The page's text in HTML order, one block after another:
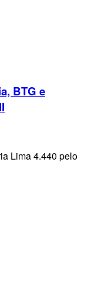
BTG e
Lima 4.440 pelo